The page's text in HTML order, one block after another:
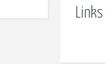
Links